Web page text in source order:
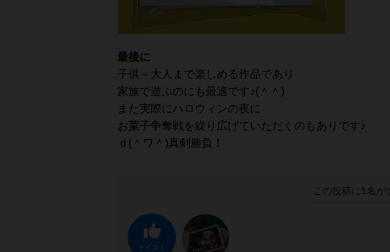
最後に
子供～大人まで楽しめる作品であり
家族で遊ぶのにも最適です♪(＾＾)
また実際にハロウィンの夜に
お菓子争奪戦を繰り広げていただくのもありです♪
ｄ(＾ワ＾)真剣勝負！
この投稿に 1 名が
ナイス！